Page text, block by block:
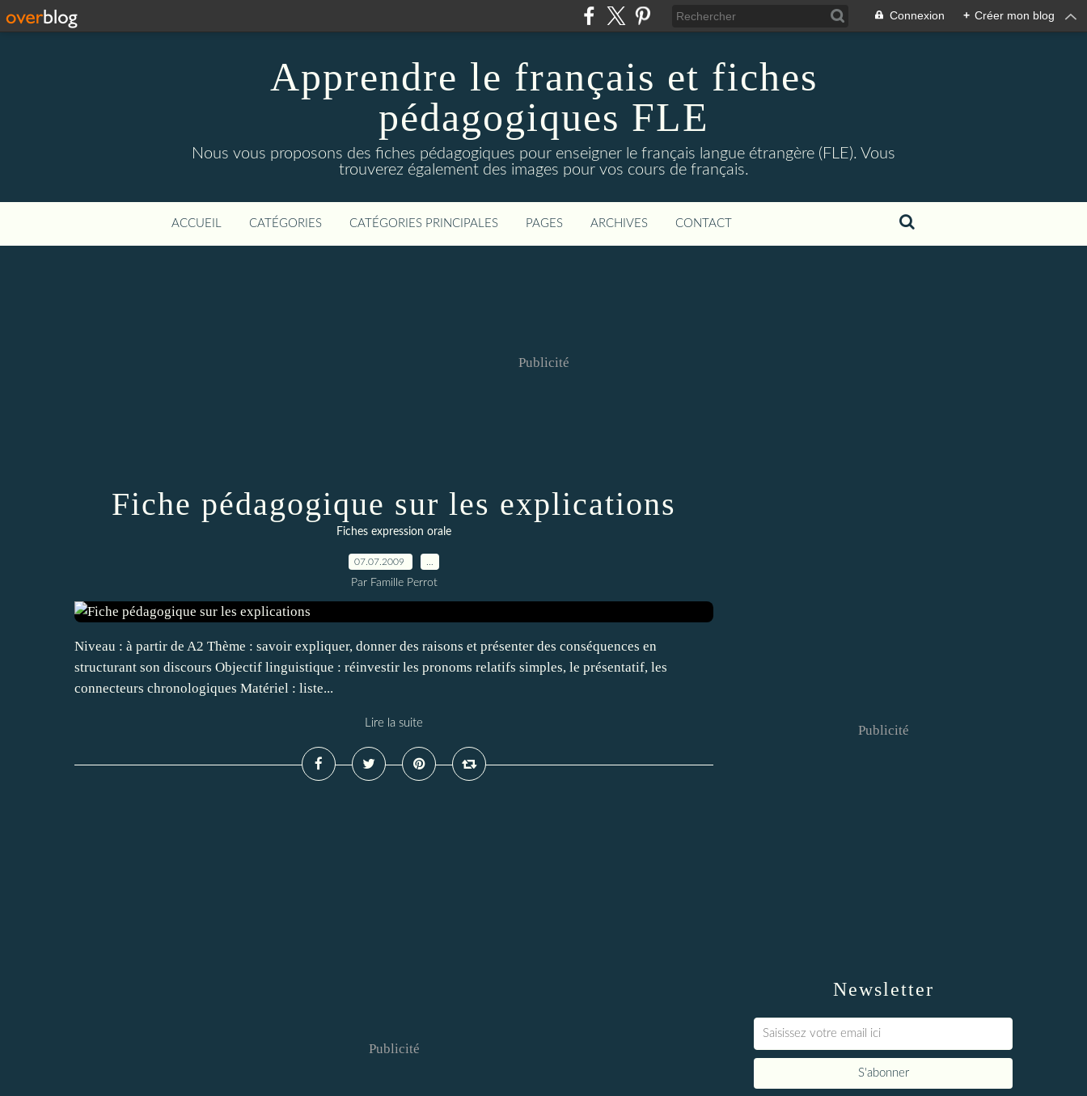
Connexion + Créer mon blog
Apprendre le français et fiches
pédagogiques FLE
Nous vous proposons des fiches pédagogiques pour enseigner le français langue étrangère (FLE). Vous
trouverez également des images pour vos cours de français.
ACCUEIL CATÉGORIES CATÉGORIES PRINCIPALES PAGES ARCHIVES CONTACT
Publicité
Fiche pédagogique sur les explications
Fiches expression orale
07.07.2009
Par Famille Perrot
Niveau : à partir de A2 Thème : savoir expliquer, donner des raisons et présenter des conséquences en
structurant son discours Objectif linguistique : réinvestir les pronoms relatifs simples, le présentatif, les
connecteurs chronologiques Matériel : liste...
Lire la suite
Publicité
Newsletter
Publicité